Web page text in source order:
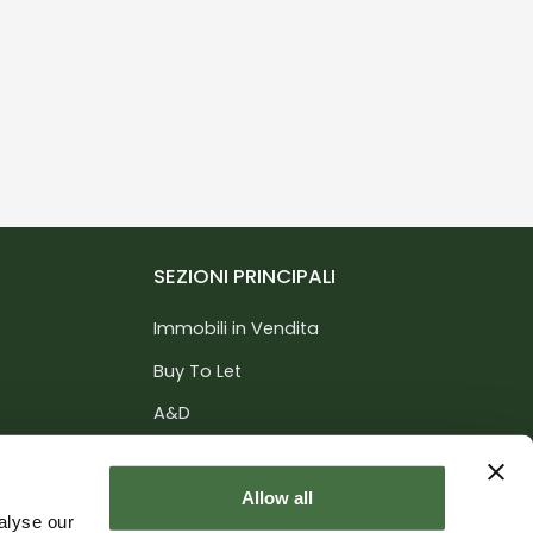
our
Allow all
SEZIONI PRINCIPALI
Immobili in Vendita
Buy To Let
A&D
Informazioni